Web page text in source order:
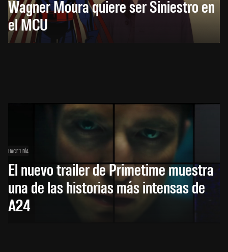
Wagner Moura quiere ser Siniestro en
el MCU
HACE 1 DÍA
El nuevo trailer de Primetime muestra
una de las historias más intensas de
A24